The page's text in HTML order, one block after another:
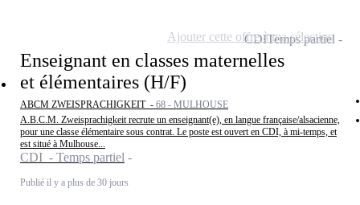
Enseignant en classes maternelles
et élémentaires (H/F)
ABCM ZWEISPRACHIGKEIT - 68 - MULHOUSE
A.B.C.M. Zweisprachigkeit recrute un enseignant(e), en langue française/alsacienne,
pour une classe élémentaire sous contrat. Le poste est ouvert en CDI, à mi-temps, et
est situé à Mulhouse...
CDI - Temps partiel
Publié il y a plus de 30 jours
CDITemps partiel
Ajouter cette offre à ma sélection